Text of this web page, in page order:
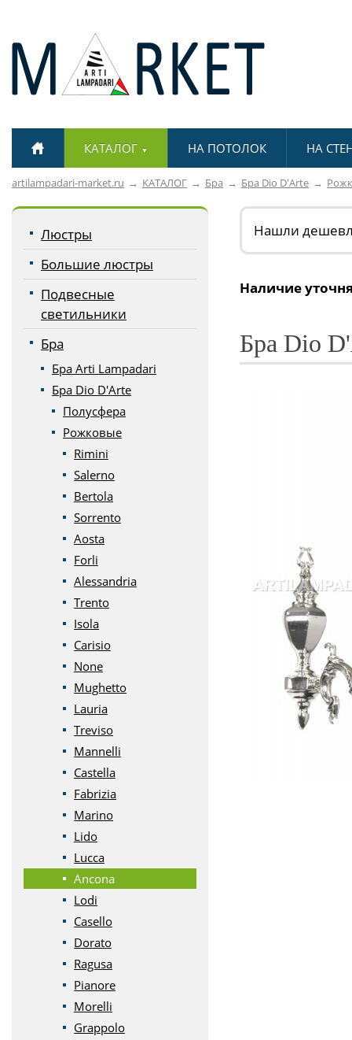
КАТАЛОГ ▼ НА ПОТОЛОК НА
artilampadari-market.ru КАТАЛОГ Бра Бра Dio D'Arte
Люстры
Большие люстры
Подвесные
светильники
Бра
Бра Arti Lampadari
Бра Dio D'Arte
Полусфера
Рожковые
Rimini
Salerno
Bertola
Sorrento
Aosta
Forli
Alessandria
Trento
Isola
Carisio
None
Mughetto
Lauria
Treviso
Mannelli
Castella
Fabrizia
Marino
Lido
Lucca
Ancona
Lodi
Casello
Dorato
Ragusa
Pianore
Morelli
Grappolo
Нашли
Наличие
Бра Dio